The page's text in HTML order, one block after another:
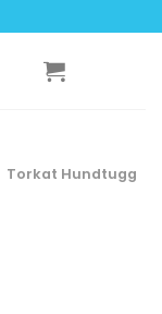
Torkat Hundtugg